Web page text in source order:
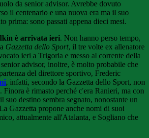
da senior advisor. Avrebbe dovuto
il centenario e una nuova era ma il suo
prima: sono passati appena dieci mesi.
è arrivata ieri. Non hanno perso tempo,
Gazzetta dello Sport, il tre volte ex allenatore
ieri a Trigoria e messo al corrente della
advisor, inoltre, è molto probabile che
del direttore sportivo, Frederic
, infatti, secondo la Gazzetta dello Sport, non
Finora è rimasto perché c'era Ranieri, ma con
suo destino sembra segnato, nonostante un
Gazzetta propone anche nomi di suoi
attualmente all'Atalanta, e Sogliano che